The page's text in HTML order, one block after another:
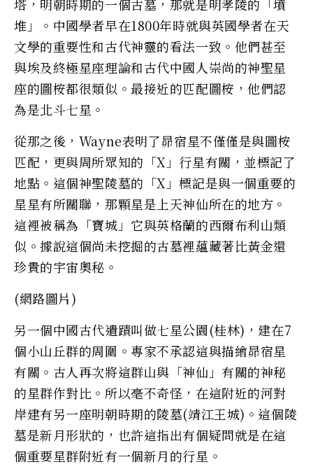
塔，明朝時期的一個古墓，那就是明孝陵的「墳
堆」。中國學者早在1800年時就與英國學者在天
文學的重要性和古代神靈的看法一致。他們甚至
與埃及終極星座理論和古代中國人崇尚的神聖星
座的圖桉都很類似。最接近的匹配圖桉，他們認
為是北斗七星。
從那之後，Wayne表明了昴宿星不僅僅是與圖桉
匹配，更與周所眾知的「X」行星有關，並標記了
地點。這個神聖陵墓的「X」標記是與一個重要的
星星有所關聯，那顆星是上天神仙所在的地方。
這裡被稱為「寶城」它與英格蘭的西爾布利山類
似。據說這個尚未挖掘的古墓裡蘊藏著比黃金還
珍貴的宇宙奧秘。
(網路圖片)
另一個中國古代遺蹟叫做七星公園(桂林)，建在7
個小山丘群的周圍。專家不承認這與描繪昴宿星
有關。古人再次將這群山與「神仙」有關的神秘
的星群作對比。所以毫不奇怪，在這附近的河對
岸建有另一座明朝時期的陵墓(靖江王城)。這個陵
墓是新月形狀的，也許這指出有個疑問就是在這
個重要星群附近有一個新月的行星。